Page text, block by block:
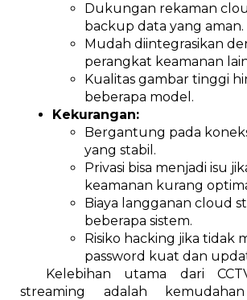
Dukungan rekaman
backup data yang aman.
Mudah diintegrasikan
perangkat keamanan
Kualitas gambar tinggi
beberapa model.
Kekurangan:
Bergantung pada
yang stabil.
Privasi bisa menjadi isu
keamanan kurang
Biaya langganan cloud
beberapa sistem.
Risiko hacking jika tidak
password kuat dan
Kelebihan utama dari
streaming adalah